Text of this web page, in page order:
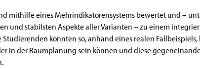
mithilfe eines Mehrindikatorensystems bewertet und –
und stabilsten Aspekte aller Varianten – zu einem
konnten so, anhand eines realen Fallbeispiels,
in der Raumplanung sein können und diese